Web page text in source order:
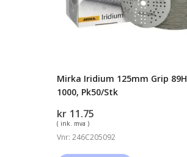
1000,
Pk50/Stk
Mirka Iridium 125mm Grip 89H
1000, Pk50/Stk
kr 11.75
( ink. mva )
Vnr: 246C205092